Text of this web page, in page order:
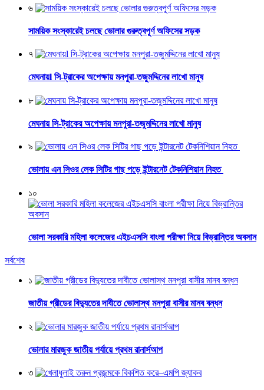
৬
সাময়িক সংস্কারেই চলছে ভোলার গুরুত্বপূর্ণ অফিসের সড়ক
৭
মেঘনায়l সি-ট্রাকের অপেক্ষায় মনপুরা-তজুমদ্দিনের লাখো মানুষ
৮
মেঘনায় সি-ট্রাকের অপেক্ষায় মনপুরা-তজুমদ্দিনের লাখো মানুষ
৯
ভোলায় এন সিওর লেক সিটির গাছ পড়ে ইন্টারনেট টেকনিশিয়ান নিহত
১০
ভোলা সরকারি মহিলা কলেজের এইচএসসি বাংলা পরীক্ষা নিয়ে বিভ্রান্তির অবসান
সর্বশেষ
১
জাতীয় গ্রীডের বিদ্যুতের দাবীতে ভোলাস্থ মনপুরা বাসীর মানব বন্ধন
২
ভোলার মারজুক জাতীয় পর্যায়ে প্রথম রানার্সআপ
৩